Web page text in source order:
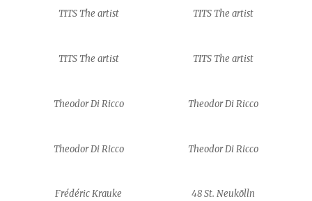
TITS The artist TITS The artist
TITS The artist TITS The artist
Theodor Di Ricco Theodor Di Ricco
Theodor Di Ricco Theodor Di Ricco
Frédéric Krauke 48 St. Neukölln